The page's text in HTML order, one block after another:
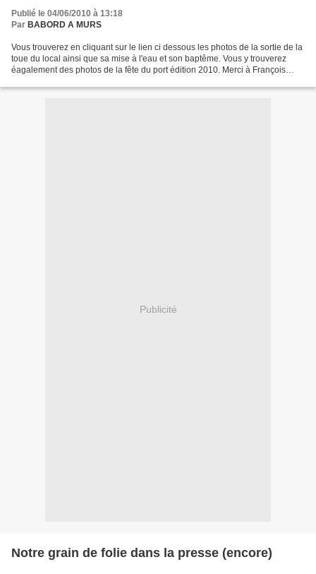
Publié le 04/06/2010 à 13:18
Par BABORD A MURS
Vous trouverez en cliquant sur le lien ci dessous les photos de la sortie de la
toue du local ainsi que sa mise à l'eau et son baptême. Vous y trouverez
éagalement des photos de la fête du port édition 2010. Merci à François
Publicité
Notre grain de folie dans la presse (encore)